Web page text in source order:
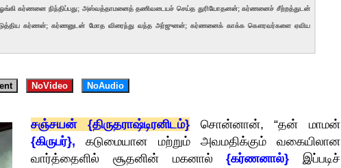
கர்ணனை நிந்திப்பது; அஸ்வத்தாமனைத் தணிவடையச் செய்த துரியோதனன்; கர்ணனைச் சீற்றத்துடன்
கர்ணன்; கர்ணனுடன் மோத விரைந்து வந்த அர்ஜுனன்; கர்ணனைக் காக்க கௌரவர்களை ஏவிய
NoVideo NoAudio
சஞ்சயன் {திருதராஷ்டிரனிடம்}சொன்னான், “தன் மாமன்
{கிருபர்}, கடுமையான மற்றும் அவமதிக்கும் வகையிலான
வார்த்தைளில் சூதனின் மகனால்{கர்ணனால்} இப்படிச்